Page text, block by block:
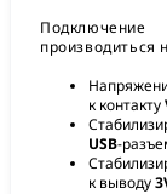
производиться
к контакту
USB-
к выводу